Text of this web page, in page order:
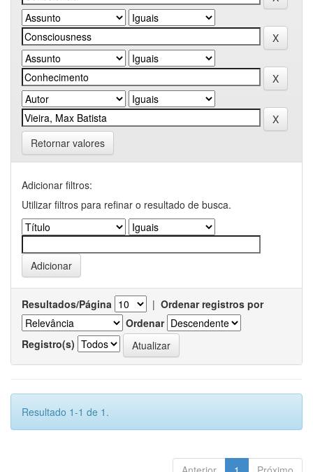
Retornar valores
Adicionar filtros:
Utilizar filtros para refinar o resultado de busca.
Resultados/Página | Ordenar registros por
Ordenar
Registro(s)
Resultado 1-1 de 1.